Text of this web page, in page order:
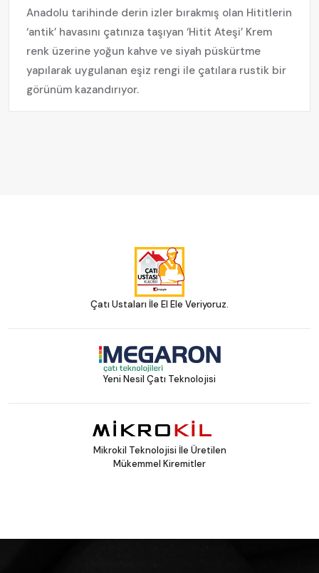
Anadolu tarihinde derin izler bırakmış olan Hititlerin
‘antik’ havasını çatınıza taşıyan ‘Hitit Ateşi’ Krem
renk üzerine yoğun kahve ve siyah püskürtme
yapılarak uygulanan eşiz rengi ile çatılara rustik bir
görünüm kazandırıyor.
Çatı Ustaları İle El Ele Veriyoruz.
Yeni Nesil Çatı Teknolojisi
Mikrokil Teknolojisi İle Üretilen
Mükemmel Kiremitler